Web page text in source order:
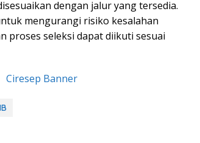
dengan jalur yang tersedia.
mengurangi risiko kesalahan
proses seleksi dapat diikuti sesuai